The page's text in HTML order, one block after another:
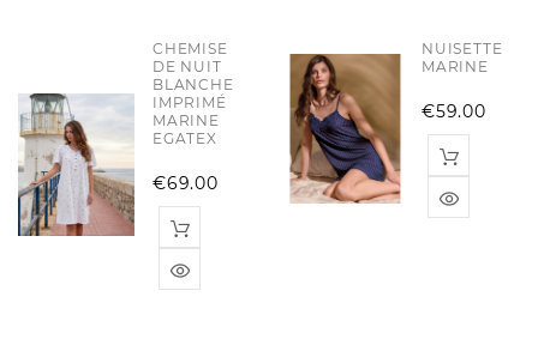
CHEMISE
DE NUIT
BLANCHE
IMPRIMÉ
MARINE
EGATEX
€69.00
NUISETTE
MARINE
€59.00